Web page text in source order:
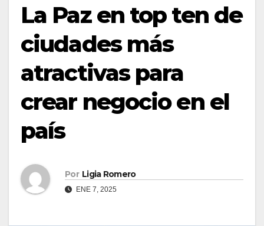
La Paz en top ten de
ciudades más
atractivas para
crear negocio en el
país
Por Ligia Romero
ENE 7, 2025